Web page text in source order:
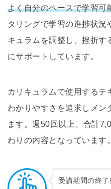
よく自分のペースで学習可
タリングで学習の進捗状況
キュラムを調整し、挫折す
にサポートしています。
カリキュラムで使用するテ
わかりやすさを追求しメン
ます。週50回以上、合計
わりの内容となっています。
受講期間の終